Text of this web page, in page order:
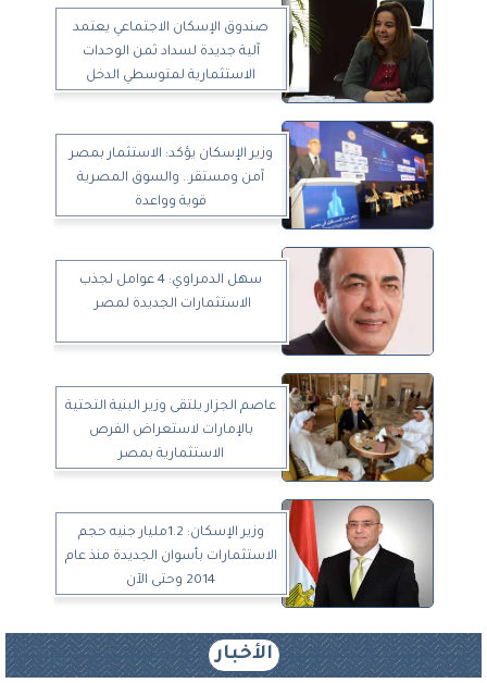
صندوق الإسكان الاجتماعي يعتمد
آلية جديدة لسداد ثمن الوحدات
الاستثمارية لمتوسطي الدخل
وزير الإسكان يؤكد: الاستثمار بمصر
آمن ومستقر.. والسوق المصرية
قوية وواعدة
سهل الدمراوي: 4 عوامل لجذب
الاستثمارات الجديدة لمصر
عاصم الجزار يلتقى وزير البنية التحتية
بالإمارات لاستعراض الفرص
الاستثمارية بمصر
وزير الإسكان: 1.2مليار جنيه حجم
الاستثمارات بأسوان الجديدة منذ عام
2014 وحتى الآن
الأخبار